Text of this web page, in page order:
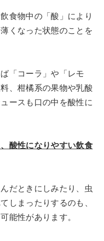
食物中の「酸」により
くなった状態のことを
「コーラ」や「レモ
、柑橘系の果物や乳酸
ースも口の中を酸性に
酸性になりやすい飲食
だときにしみたり、虫
しまったりするのも、
能性があります。